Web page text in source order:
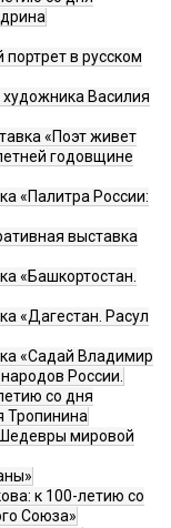
в русском
Василия
«Поэт живет
годовщине
«Палитра России:
выставка
«Башкортостан.
«Дагестан. Расул
«Садай Владимир
России.
со дня
Тропинина
мировой
к 100-летию со
Союза»